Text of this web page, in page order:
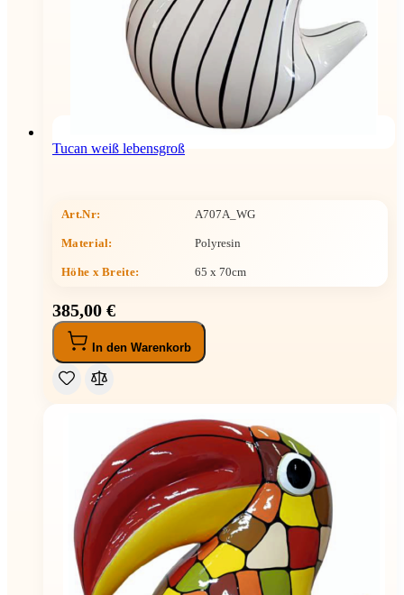
Tucan weiß lebensgroß
Art.Nr: A707A_WG
Material: Polyresin
Höhe x Breite: 65 x 70cm
385,00 €
In den Warenkorb